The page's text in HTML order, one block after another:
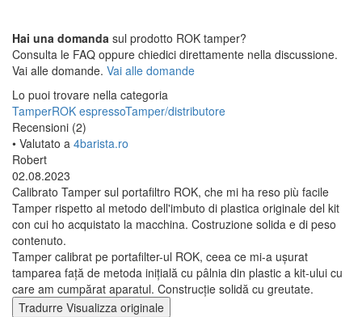
Hai una domanda sul prodotto ROK tamper?
Consulta le FAQ oppure chiedici direttamente nella discussione.
Vai alle domande. Vai alle domande
Lo puoi trovare nella categoria
TamperROK espressoTamper/distributore
Recensioni (2)
• Valutato a 4barista.ro
Robert
02.08.2023
Calibrato Tamper sul portafiltro ROK, che mi ha reso più facile
Tamper rispetto al metodo dell'imbuto di plastica originale del kit
con cui ho acquistato la macchina. Costruzione solida e di peso
contenuto.
Tamper calibrat pe portafilter-ul ROK, ceea ce mi-a ușurat
tamparea față de metoda inițială cu pâlnia din plastic a kit-ului cu
care am cumpărat aparatul. Construcție solidă cu greutate.
Tradurre Visualizza originale